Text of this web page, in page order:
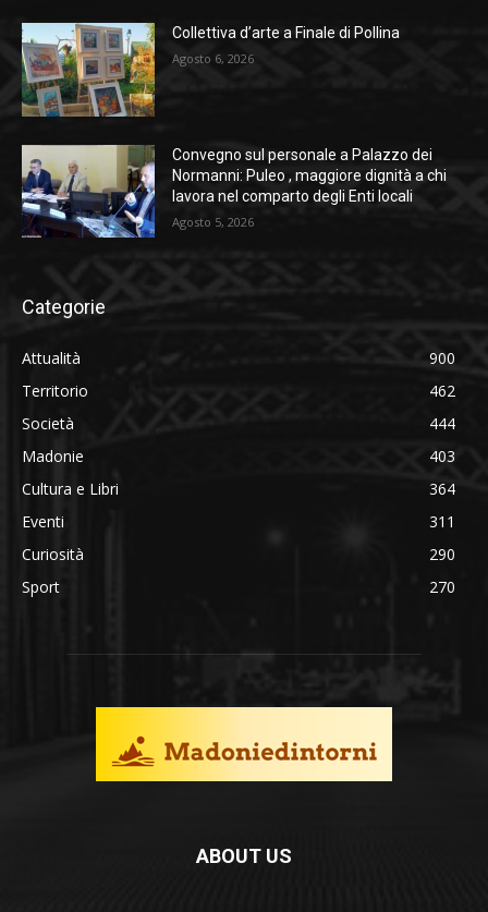
Collettiva d’arte a Finale di Pollina
Agosto 6, 2026
Convegno sul personale a Palazzo dei
Normanni: Puleo , maggiore dignità a chi
lavora nel comparto degli Enti locali
Agosto 5, 2026
Categorie
Attualità
900
Territorio
462
Società
444
Madonie
403
Cultura e Libri
364
Eventi
311
Curiosità
290
Sport
270
ABOUT US